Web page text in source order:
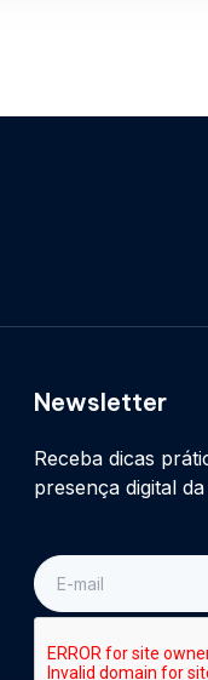
Newsletter
Receba dicas
presença digital
E-
mail